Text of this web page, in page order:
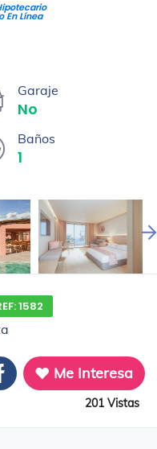
En Línea
Garaje
No
Baños
1
1582
Me Interesa
201 Vistas